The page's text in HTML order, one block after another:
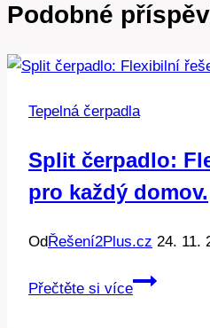
Podobné
Tepelná čerpadla
Split čerpadlo:
pro každý domov.
Od Řešení2Plus.cz 24. 11.
Přečtěte si více
Split